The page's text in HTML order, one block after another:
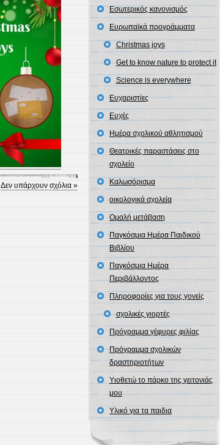
Δεν υπάρχουν σχόλια »
Εσωτερικός κανονισμός
Ευρωπαϊκά προγράμματα
Christmas joys
Get to know nature to protect it
Science is everywhere
Ευχαριστίες
Ευχές
Ημέρα σχολικού αθλητισμού
Θεατρικές παραστάσεις στο
σχολείο
Καλωσόρισμα
οικολογικά σχολεία
Ομαλή μετάβαση
Παγκόσμια Ημέρα Παιδικού
Βιβλίου
Παγκόσμια Ημέρα
Περιβάλλοντος
Πληροφορίες για τους γονείς
σχολικές γιορτές
Πρόγραμμα γέφυρες φιλίας
Πρόγραμμα σχολικών
δραστηριοτήτων
Υιοθετώ το πάρκο της γειτονιάς
μου
Υλικό για τα παιδια